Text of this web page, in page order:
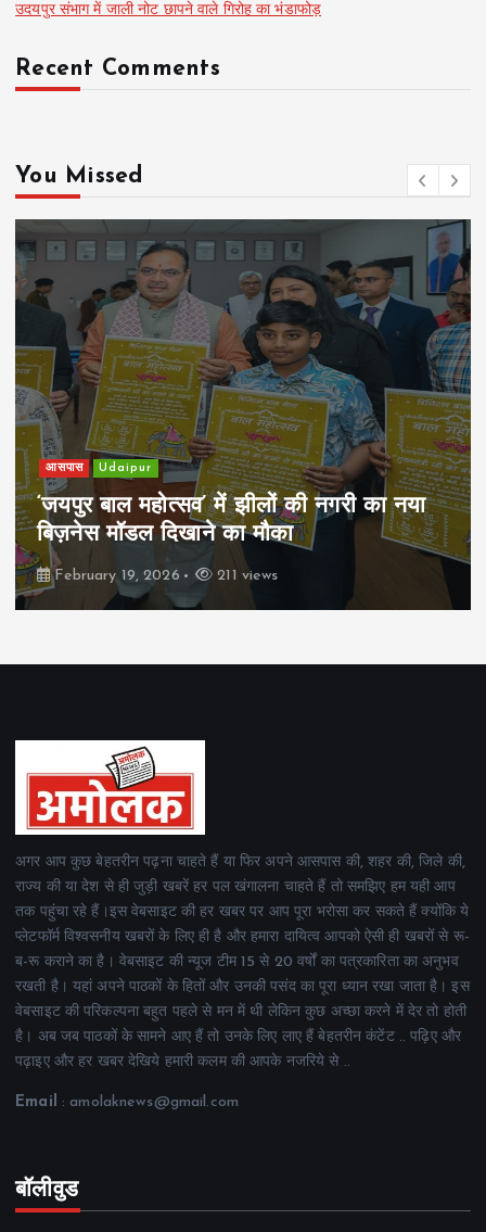
उदयपुर संभाग में जाली नोट छापने वाले गिरोह का भंडाफोड़
Recent Comments
You Missed
आसपास Udaipur
‘जयपुर बाल महोत्सव’ में झीलों की नगरी का नया
बिज़नेस मॉडल दिखाने का मौका
February 19, 2026 211 views
अगर आप कुछ बेहतरीन पढ़ना चाहते हैं या फिर अपने आसपास की, शहर की, जिले की,
राज्य की या देश से ही जुड़ी खबरें हर पल खंगालना चाहते हैं तो समझिए हम यही आप
तक पहुंचा रहे हैं।इस वेबसाइट की हर खबर पर आप पूरा भरोसा कर सकते हैं क्योंकि ये
प्लेटफॉर्म विश्वसनीय खबरों के लिए ही है और हमारा दायित्व आपको ऐसी ही खबरों से रू-
ब-रू कराने का है। वेबसाइट की न्यूज टीम 15 से 20 वर्षों का पत्रकारिता का अनुभव
रखती है। यहां अपने पाठकों के हितों और उनकी पसंद का पूरा ध्यान रखा जाता है। इस
वेबसाइट की परिकल्पना बहुत पहले से मन में थी लेकिन कुछ अच्छा करने में देर तो होती
है। अब जब पाठकों के सामने आए हैं तो उनके लिए लाए हैं बेहतरीन कंटेंट .. पढ़िए और
पढ़ाइए और हर खबर देखिये हमारी कलम की आपके नजरिये से ..
Email : amolaknews@gmail.com
बॉलीवुड